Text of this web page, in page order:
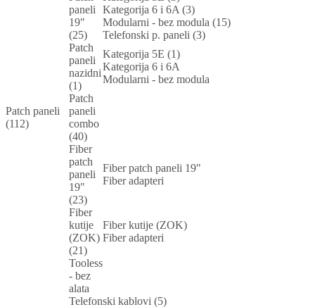
Patch paneli
(112)
paneli
19"
(25)
Kategorija 6 i 6A (3)
Modularni - bez modula (15)
Telefonski p. paneli (3)
Patch
paneli
nazidni
(1)
Kategorija 5E (1)
Kategorija 6 i 6A
Modularni - bez modula
Patch
paneli
combo
(40)
Fiber
patch
paneli
19"
(23)
Fiber patch paneli 19"
Fiber adapteri
Fiber
kutije
(ZOK)
(21)
Fiber kutije (ZOK)
Fiber adapteri
Tooless
- bez
alata
Telefonski kablovi (5)